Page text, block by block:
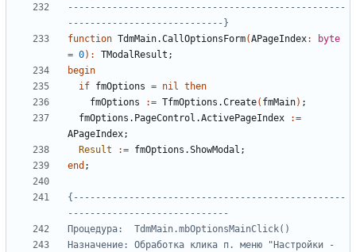
--------------------------------------------------
----------------------------}
function TdmMain.CallOptionsForm(APageIndex:
byte
= 0): TModalResult ;
begin
if fmOptions = nil then
fmOptions
:= TfmOptions .Create( fmMain) ;
fmOptions . PageControl .ActivePageIndex
:=
APageIndex;
Result
:= fmOptions .ShowModal ;
end ;
{-------------------------------------------------
Назначение: Обработка клика п. меню "Настройки -